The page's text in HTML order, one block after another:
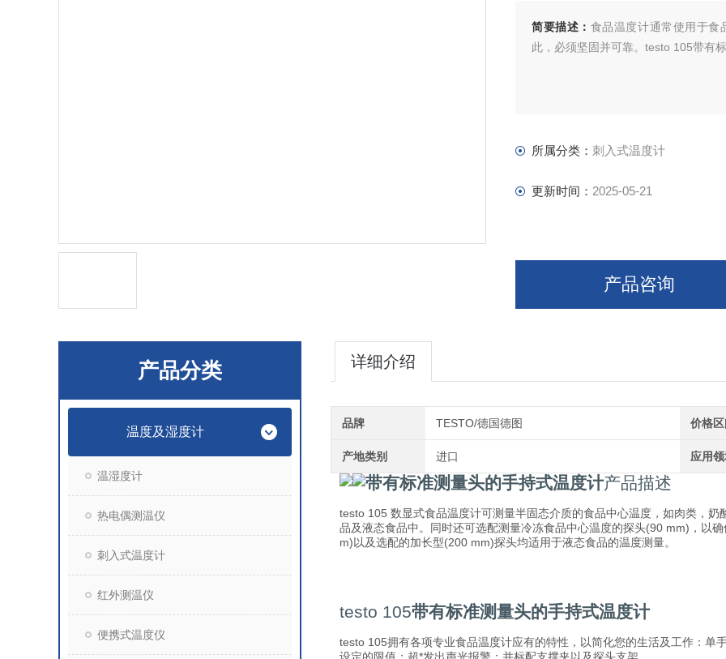
简要描述： 食品温度计通常使用于食
此，必须坚固并可靠。testo 105带有
所属分类： 刺入式温度计
更新时间： 2025-05-21
产品咨询
产品分类
温度及湿度计
温湿度计
热电偶测温仪
刺入式温度计
红外测温仪
便携式温度仪
详细介绍
品牌 TESTO/德国德图 价格
产地类别 进口 应用
带有标准测量头的手持式温度计产品描述
testo 105 数显式食品温度计可测量半固态介质的食品中心温度，如肉类，
品及液态食品中。同时还可选配测量冷冻食品中心温度的探头(90 mm)，以
m)以及选配的加长型(200 mm)探头均适用于液态食品的温度测量。
testo 105带有标准测量头的手持式温度计
testo 105拥有各项专业食品温度计应有的特性，以简化您的生活及工作：单